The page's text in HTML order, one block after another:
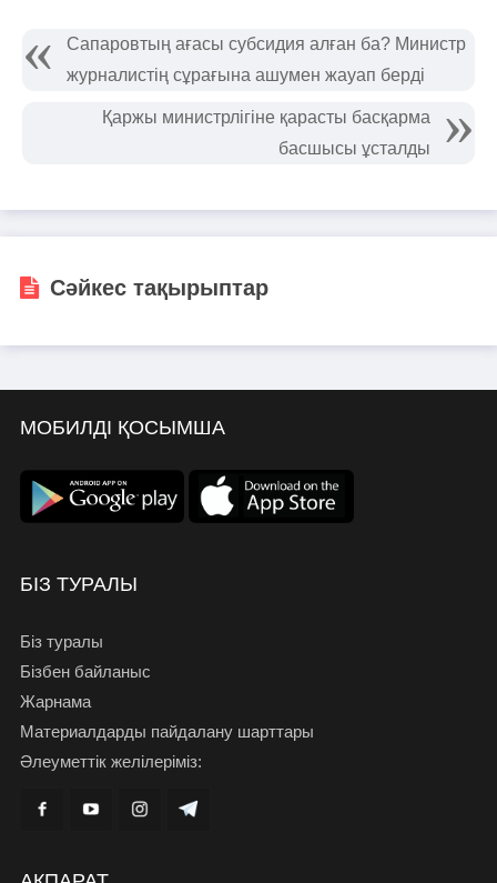
Сапаровтың ағасы субсидия алған ба? Министр
журналистің сұрағына ашумен жауап берді
Қаржы министрлігіне қарасты басқарма
басшысы ұсталды
Сәйкес тақырыптар
МОБИЛДІ ҚОСЫМША
БІЗ ТУРАЛЫ
Біз туралы
Бізбен байланыс
Жарнама
Материалдарды пайдалану шарттары
Әлеуметтік желілеріміз: